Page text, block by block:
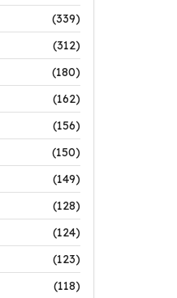
(339)
(312)
(180)
(162)
(156)
(150)
(149)
(128)
(124)
(123)
(118)